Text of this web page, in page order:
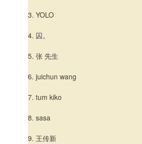
3. YOLO
4. 囚。
5. 张 先生
6. juichun wang
7. tum kiko
8. sasa
9. 王传新